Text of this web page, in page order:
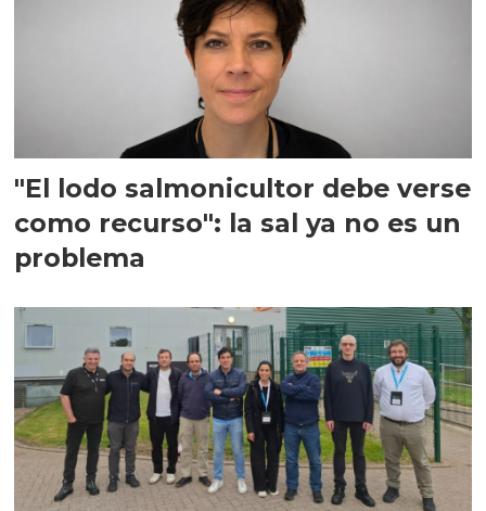
"El lodo salmonicultor debe verse
como recurso": la sal ya no es un
problema